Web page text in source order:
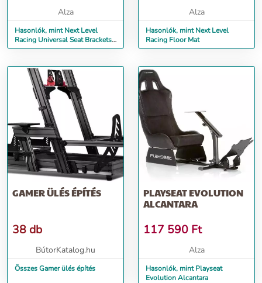
Alza
Hasonlók, mint Next Level
Racing Universal Seat Brackets
for GTtrack and FGT
Alza
Hasonlók, mint Next Level
Racing Floor Mat
GAMER ÜLÉS ÉPÍTÉS
38 db
BútorKatalog.hu
Összes Gamer ülés építés
PLAYSEAT EVOLUTION
ALCANTARA
117 590 Ft
Alza
Hasonlók, mint Playseat
Evolution Alcantara